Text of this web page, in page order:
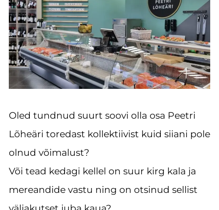
Oled tundnud suurt soovi olla osa Peetri
Lõheäri toredast kollektiivist kuid siiani pole
olnud võimalust?
Või tead kedagi kellel on suur kirg kala ja
mereandide vastu ning on otsinud sellist